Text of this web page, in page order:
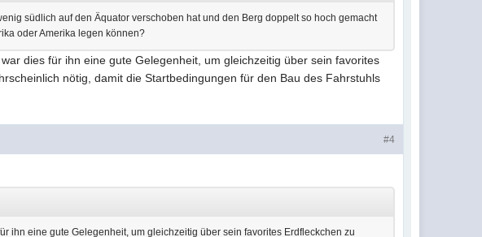
südlich auf den Äquator verschoben hat und den Berg doppelt so hoch gemacht
oder Amerika legen können?
dies für ihn eine gute Gelegenheit, um gleichzeitig über sein favorites
nötig, damit die Startbedingungen für den Bau des Fahrstuhls
#4
ihn eine gute Gelegenheit, um gleichzeitig über sein favorites Erdfleckchen zu